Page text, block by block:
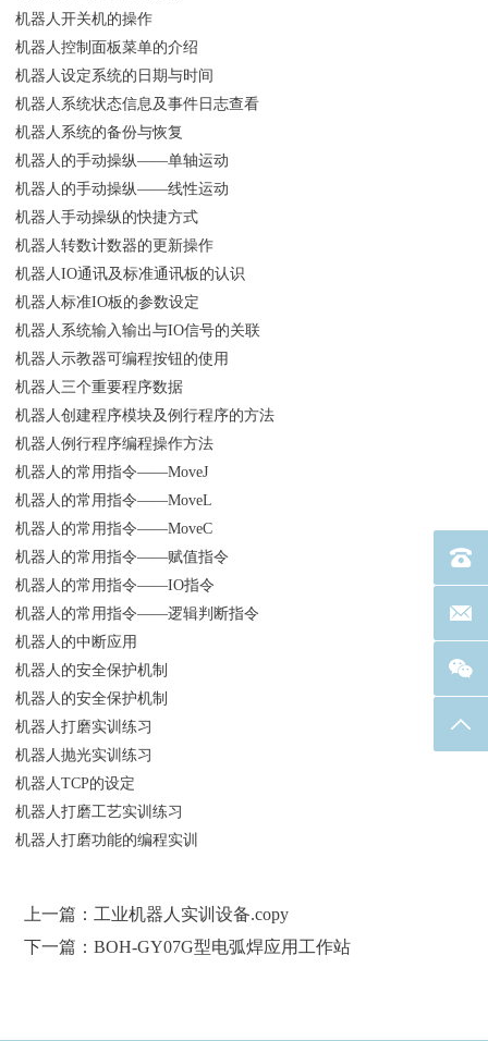
机器人开关机的操作
机器人控制面板菜单的介绍
机器人设定系统的日期与时间
机器人系统状态信息及事件日志查看
机器人系统的备份与恢复
机器人的手动操纵——单轴运动
机器人的手动操纵——线性运动
机器人手动操纵的快捷方式
机器人转数计数器的更新操作
机器人IO通讯及标准通讯板的认识
机器人标准IO板的参数设定
机器人系统输入输出与IO信号的关联
机器人示教器可编程按钮的使用
机器人三个重要程序数据
机器人创建程序模块及例行程序的方法
机器人例行程序编程操作方法
机器人的常用指令——MoveJ
机器人的常用指令——MoveL
机器人的常用指令——MoveC
机器人的常用指令——赋值指令
机器人的常用指令——IO指令
机器人的常用指令——逻辑判断指令
机器人的中断应用
机器人的安全保护机制
机器人的安全保护机制
机器人打磨实训练习
机器人抛光实训练习
机器人TCP的设定
机器人打磨工艺实训练习
机器人打磨功能的编程实训
上一篇：工业机器人实训设备.copy
下一篇：BOH-GY07G型电弧焊应用工作站
电话
联系
返回